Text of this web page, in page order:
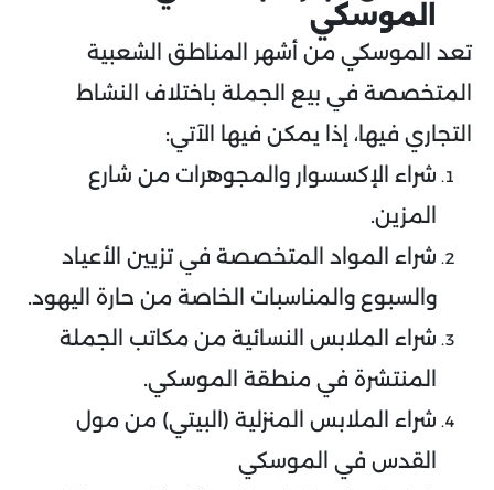
الموسكي
تعد الموسكي من أشهر المناطق الشعبية
المتخصصة في بيع الجملة باختلاف النشاط
التجاري فيها، إذا يمكن فيها الآتي:
شراء الإكسسوار والمجوهرات من شارع
المزين.
شراء المواد المتخصصة في تزيين الأعياد
والسبوع والمناسبات الخاصة من حارة اليهود.
شراء الملابس النسائية من مكاتب الجملة
المنتشرة في منطقة الموسكي.
شراء الملابس المنزلية (البيتي) من مول
القدس في الموسكي